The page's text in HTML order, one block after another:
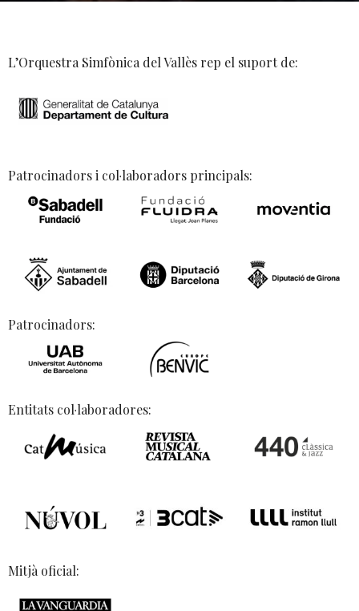
L’Orquestra Simfònica del Vallès rep el suport de:
Patrocinadors i col·laboradors principals:
Patrocinadors:
Entitats col·laboradores:
Mitjà oficial: